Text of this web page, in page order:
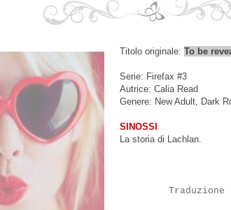
Titolo originale: To be
Serie: Firefax #3
Autrice: Calia Read
Genere: New Adult, Dark
SINOSSI
La storia di Lachlan.